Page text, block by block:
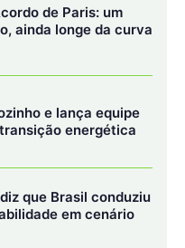
Francisco do
São José e Padaria,
e capacitação
turismo, além da
comunitários.
Gestor e elaborar
de renda para